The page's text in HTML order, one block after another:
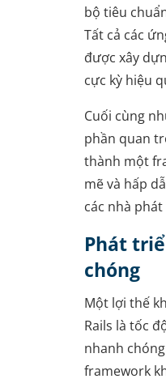
bộ tiêu
Tất cả các
được xây
cực kỳ hiệu
Cuối cùng
phần quan
thành một
mẽ và hấp
các nhà
Phát
chóng
Một lợi thế
Rails là tốc
nhanh
framework